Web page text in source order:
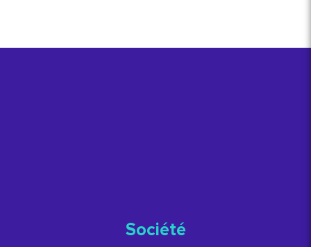
Société